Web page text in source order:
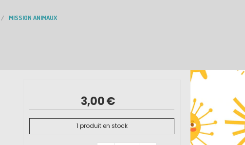
MISSION ANIMAUX
3,00€
1 produit en stock